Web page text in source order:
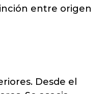
entre origen
Desde el